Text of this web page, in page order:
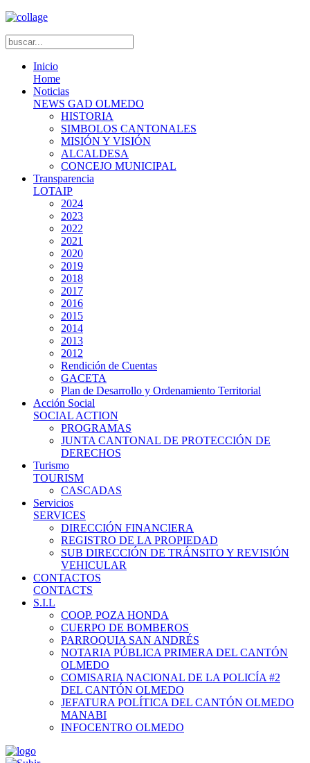
Inicio
Home
Noticias
NEWS GAD OLMEDO
HISTORIA
SIMBOLOS CANTONALES
MISIÓN Y VISIÓN
ALCALDESA
CONCEJO MUNICIPAL
Transparencia
LOTAIP
2024
2023
2022
2021
2020
2019
2018
2017
2016
2015
2014
2013
2012
Rendición de Cuentas
GACETA
Plan de Desarrollo y Ordenamiento Territorial
Acción Social
SOCIAL ACTION
PROGRAMAS
JUNTA CANTONAL DE PROTECCIÓN DE
DERECHOS
Turismo
TOURISM
CASCADAS
Servicios
SERVICES
DIRECCIÓN FINANCIERA
REGISTRO DE LA PROPIEDAD
SUB DIRECCIÓN DE TRÁNSITO Y REVISIÓN
VEHICULAR
CONTACTOS
CONTACTS
S.I.L
COOP. POZA HONDA
CUERPO DE BOMBEROS
PARROQUIA SAN ANDRÉS
NOTARIA PÚBLICA PRIMERA DEL CANTÓN
OLMEDO
COMISARIA NACIONAL DE LA POLICÍA #2
DEL CANTÓN OLMEDO
JEFATURA POLÍTICA DEL CANTÓN OLMEDO
MANABI
INFOCENTRO OLMEDO